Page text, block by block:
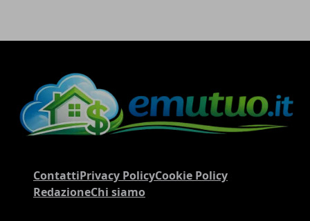
ContattiPrivacy PolicyCookie Policy
RedazioneChi siamo